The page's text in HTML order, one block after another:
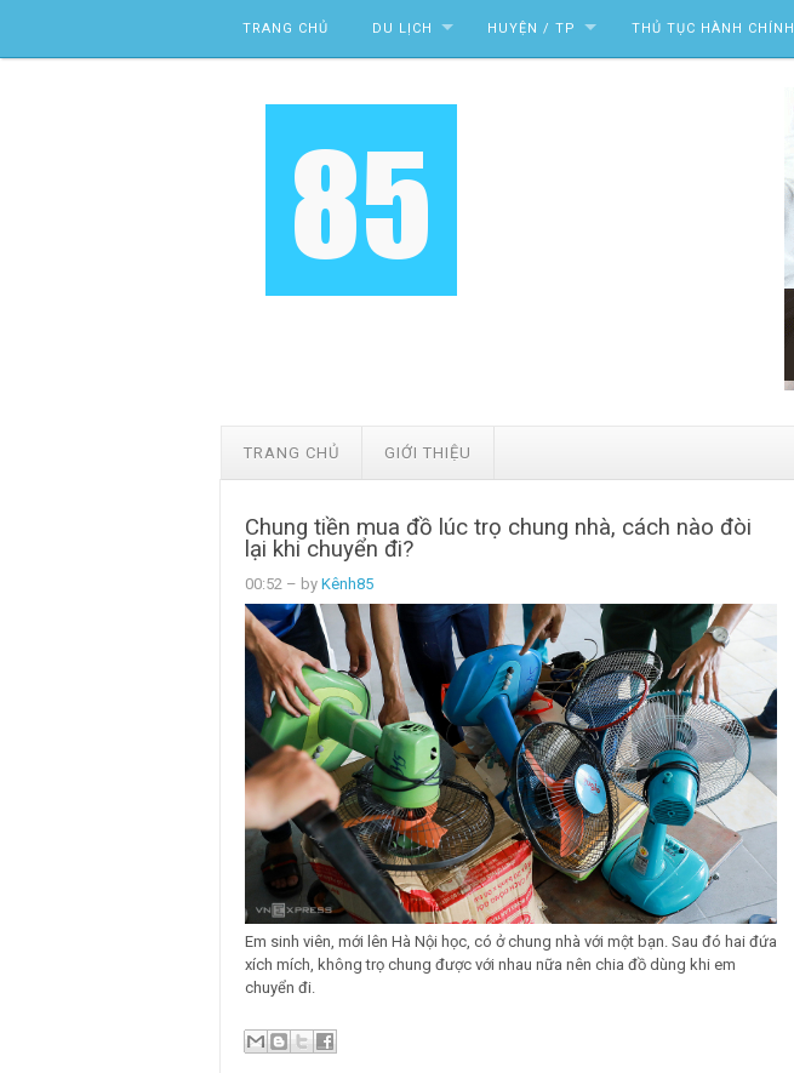
TRANG CHỦ DU LỊCH HUYỆN / TP THỦ TỤC HÀNH CHÍNH
TRANG CHỦ GIỚI THIỆU
Chung tiền mua đồ lúc trọ chung nhà, cách nào đòi
lại khi chuyển đi?
00:52 – by Kênh85
Em sinh viên, mới lên Hà Nội học, có ở chung nhà với một bạn. Sau đó hai đứa
xích mích, không trọ chung được với nhau nữa nên chia đồ dùng khi em
chuyển đi.